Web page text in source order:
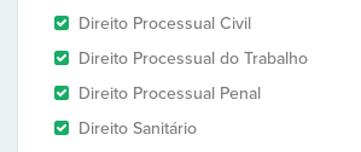
Direito Processual Civil
Direito Processual do Trabalho
Direito Processual Penal
Direito Sanitário